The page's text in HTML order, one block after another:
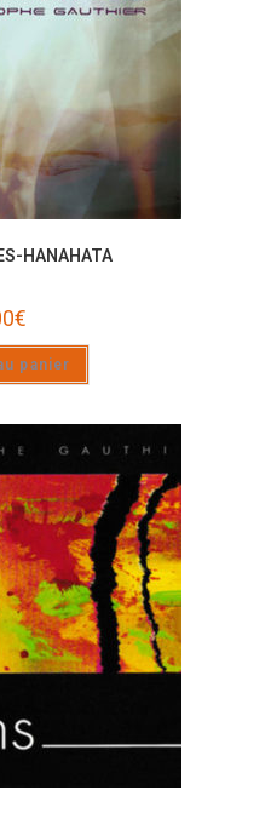
HANAHATA
€
panier